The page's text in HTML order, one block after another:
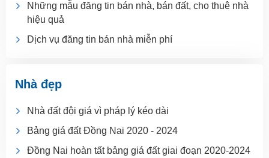
Những mẫu đăng tin bán nhà, bán đất, cho thuê nhà
hiệu quả
Dịch vụ đăng tin bán nhà miễn phí
Nhà đẹp
Nhà đất đội giá vì pháp lý kéo dài
Bảng giá đất Đồng Nai 2020 - 2024
Đồng Nai hoàn tất bảng giá đất giai đoạn 2020-2024